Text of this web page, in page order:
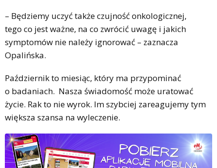
– Będziemy uczyć także czujność onkologicznej,
tego co jest ważne, na co zwrócić uwagę i jakich
symptomów nie należy ignorować – zaznacza
Opalińska.
Październik to miesiąc, który ma przypominać
o badaniach. Nasza świadomość może uratować
życie. Rak to nie wyrok. Im szybciej zareagujemy tym
większa szansa na wyleczenie.